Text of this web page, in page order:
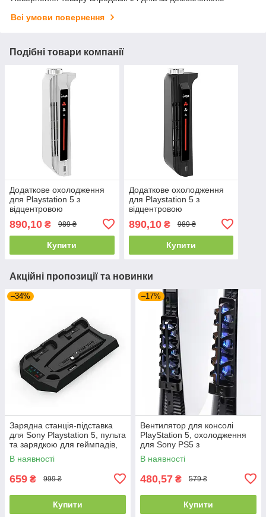
Всі умови повернення
Подібні товари компанії
Додаткове охолодження
для Playstation 5 з
відцентровою
P5031 Білий
890,10 ₴ 989 ₴
Купити
Додаткове охолодження
для Playstation 5 з
відцентровою
P5031 (Чорний)
890,10₴ 989 ₴
Купити
Акційні пропозиції та новинки
–34%
Зарядна станція-підставка
для Sony Playstation 5, пульта
та зарядкою для геймпадів,
чорна
В наявності
659 ₴ 999 ₴
Купити
–17%
Вентилятор для консолі
PlayStation 5, охолодження
для Sony PS5 з
підсвічуванням та USB,
Чорний, Dobe
В наявності
480,57 ₴ 579 ₴
Купити